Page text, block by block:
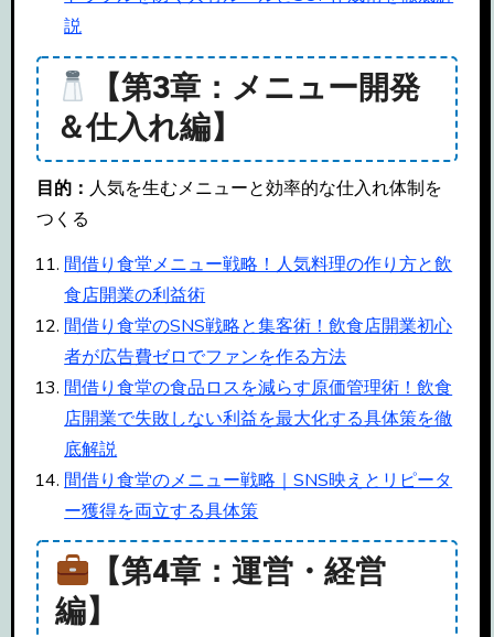
説
【第3章：メニュー開発
＆仕入れ編】
目的： 人気を生むメニューと効率的な仕入れ体制を
つくる
間借り食堂メニュー戦略！人気料理の作り方と飲
食店開業の利益術
間借り食堂のSNS戦略と集客術！飲食店開業初心
者が広告費ゼロでファンを作る方法
間借り食堂の食品ロスを減らす原価管理術！飲食
店開業で失敗しない利益を最大化する具体策を徹
底解説
間借り食堂のメニュー戦略｜SNS映えとリピータ
ー獲得を両立する具体策
【第4章：運営・経営
編】